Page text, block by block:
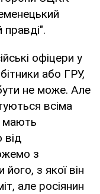
правді".
офіцери у
або ГРУ,
не може. Але
всіма
мають
від
з
з якої він
але росіянин